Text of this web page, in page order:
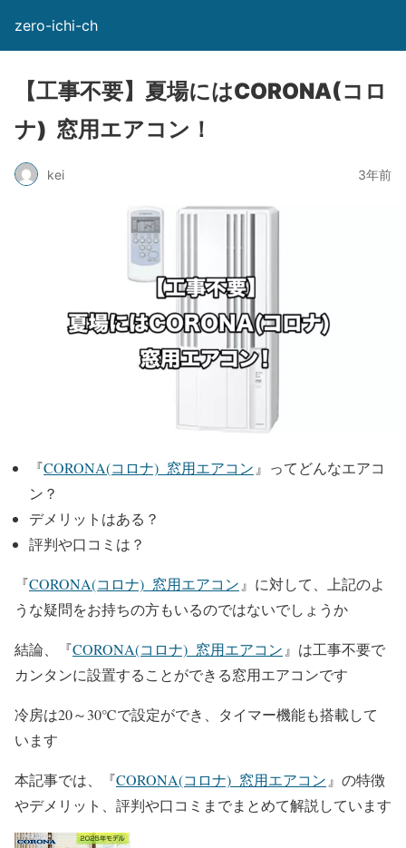
zero-ichi-ch
【工事不要】夏場にはCORONA(コロ
ナ) 窓用エアコン！
kei 3年前
『CORONA(コロナ) 窓用エアコン 』ってどんなエアコ
ン？
デメリットはある？
評判や口コミは？
『CORONA(コロナ) 窓用エアコン 』に対して、上記のよ
うな疑問をお持ちの方もいるのではないでしょうか
結論、『CORONA(コロナ) 窓用エアコン 』は工事不要で
カンタンに設置することができる窓用エアコンです
冷房は20～30℃で設定ができ、タイマー機能も搭載して
います
本記事では、『CORONA(コロナ) 窓用エアコン 』の特徴
やデメリット、評判や口コミまでまとめて解説しています